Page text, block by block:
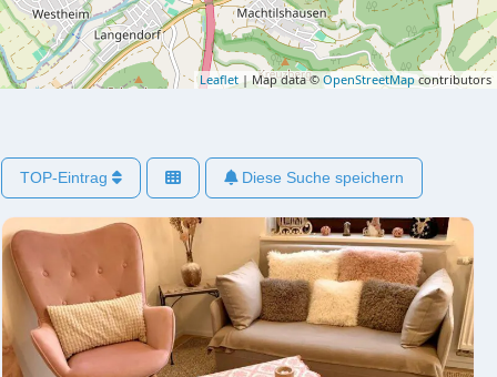
Leaflet | Map data © OpenStreetMap contributors
TOP-Eintrag Diese Suche speichern